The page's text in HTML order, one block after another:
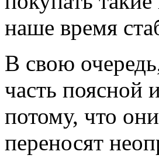
наше время
В свою
часть поясной
потому, что
переносят